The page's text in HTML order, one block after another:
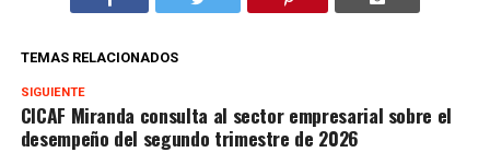
TEMAS RELACIONADOS
SIGUIENTE
CICAF Miranda consulta al sector empresarial sobre el
desempeño del segundo trimestre de 2026